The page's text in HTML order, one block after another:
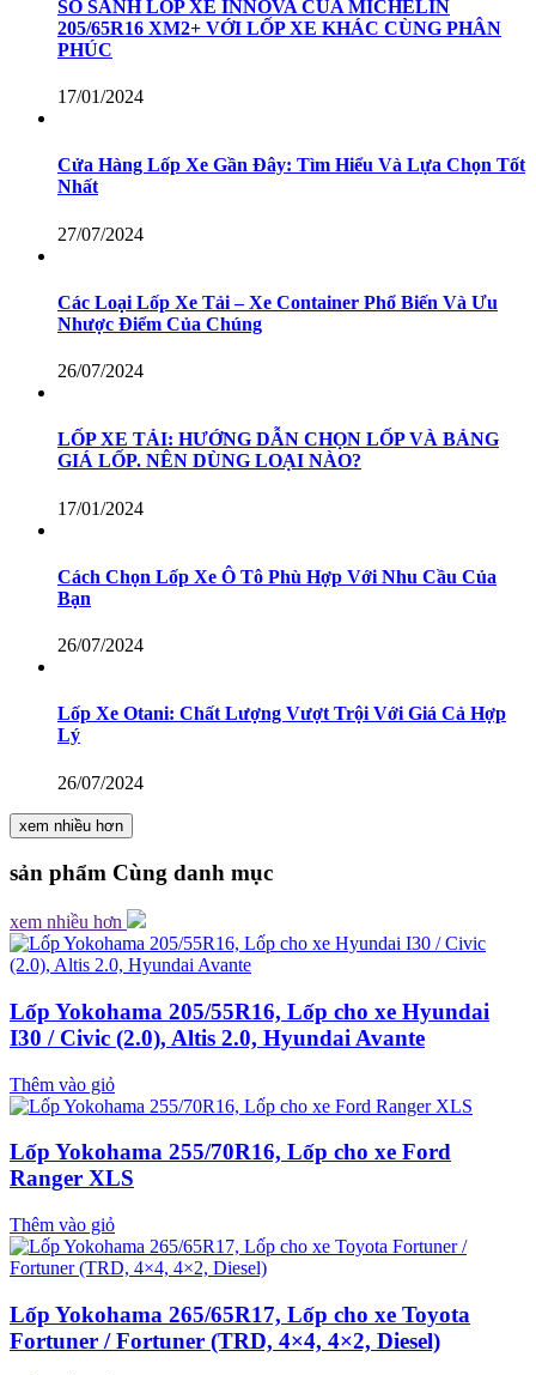
SO SÁNH LỐP XE INNOVA CỦA MICHELIN
205/65R16 XM2+ VỚI LỐP XE KHÁC CÙNG PHÂN
PHÚC
17/01/2024
Cửa Hàng Lốp Xe Gần Đây: Tìm Hiểu Và Lựa Chọn Tốt
Nhất
27/07/2024
Các Loại Lốp Xe Tải – Xe Container Phổ Biến Và Ưu
Nhược Điểm Của Chúng
26/07/2024
LỐP XE TẢI: HƯỚNG DẪN CHỌN LỐP VÀ BẢNG
GIÁ LỐP. NÊN DÙNG LOẠI NÀO?
17/01/2024
Cách Chọn Lốp Xe Ô Tô Phù Hợp Với Nhu Cầu Của
Bạn
26/07/2024
Lốp Xe Otani: Chất Lượng Vượt Trội Với Giá Cả Hợp
Lý
26/07/2024
xem nhiều hơn
sản phẩm Cùng danh mục
xem nhiều hơn
Lốp Yokohama 205/55R16, Lốp cho xe Hyundai
I30 / Civic (2.0), Altis 2.0, Hyundai Avante
Thêm vào giỏ
Lốp Yokohama 255/70R16, Lốp cho xe Ford
Ranger XLS
Thêm vào giỏ
Lốp Yokohama 265/65R17, Lốp cho xe Toyota
Fortuner / Fortuner (TRD, 4×4, 4×2, Diesel)